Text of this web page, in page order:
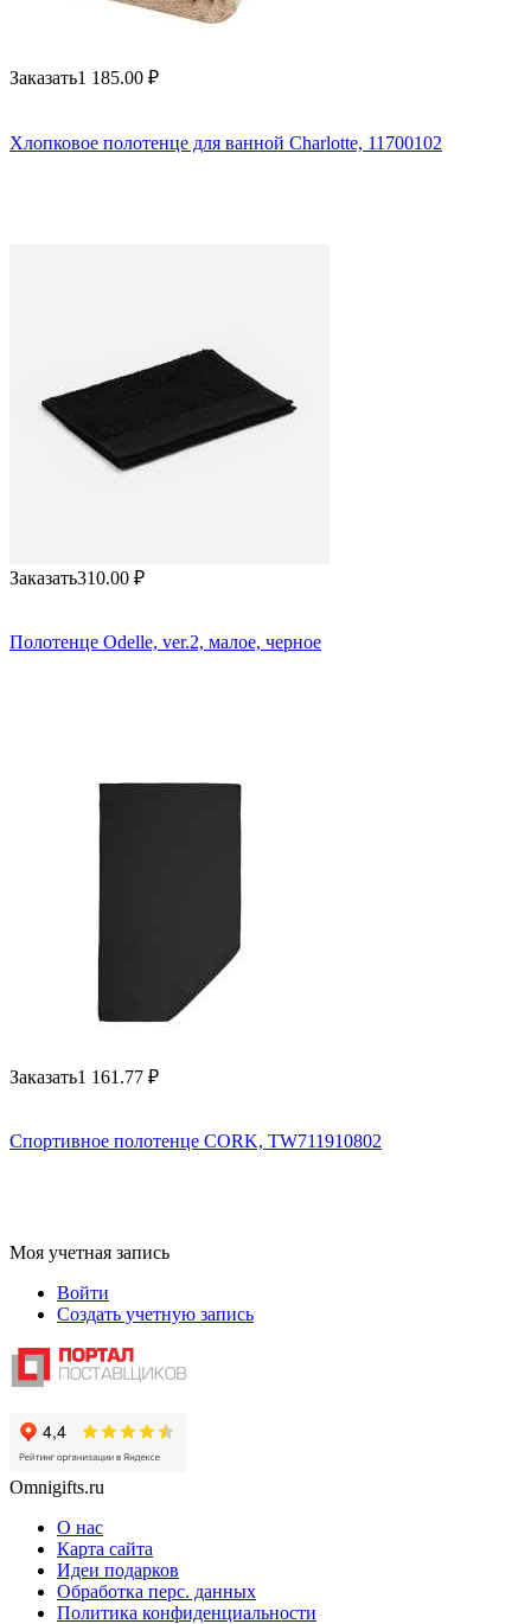
Заказать1 185.00 ₽
Хлопковое полотенце для ванной Charlotte, 11700102
Заказать310.00 ₽
Полотенце Odelle, ver.2, малое, черное
Заказать1 161.77 ₽
Спортивное полотенце CORK, TW711910802
Моя учетная запись
Войти
Создать учетную запись
Omnigifts.ru
О нас
Карта сайта
Идеи подарков
Обработка перс. данных
Политика конфиденциальности